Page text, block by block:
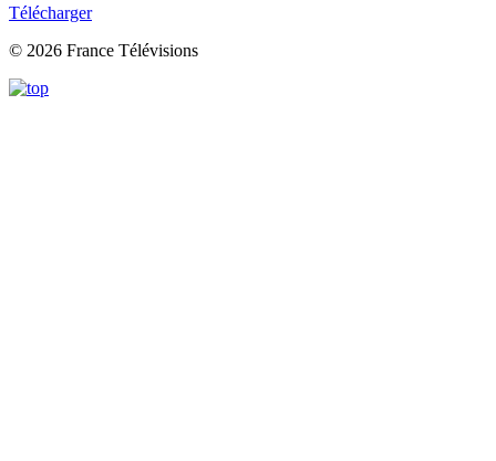
Télécharger
© 2026 France Télévisions